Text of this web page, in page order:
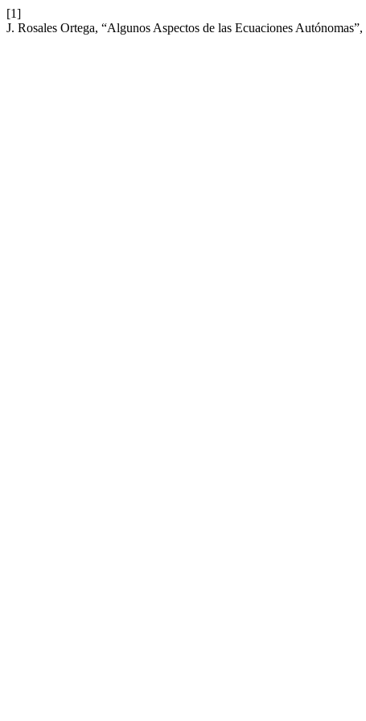
[1]
J. Rosales Ortega, “Algunos Aspectos de las Ecuaciones Autónomas”,